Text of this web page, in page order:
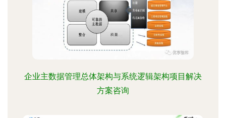
企业主数据管理总体架构与系统逻辑架构项目解决
方案咨询